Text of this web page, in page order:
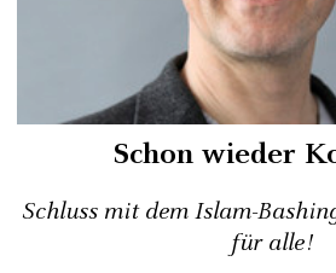
Schon wieder
Schluss mit dem Islam-
für alle!